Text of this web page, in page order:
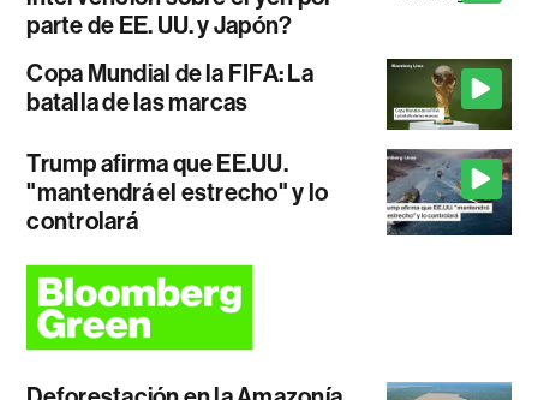
parte de EE. UU. y Japón?
Copa Mundial de la FIFA: La
batalla de las marcas
Trump afirma que EE.UU.
"mantendrá el estrecho" y lo
controlará